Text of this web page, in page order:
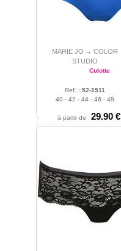
MARIE JO → COLOR
STUDIO
Culotte
Ref. : 52-1511
40 - 42 - 44 - 46 - 48
à partir de 29.90 €